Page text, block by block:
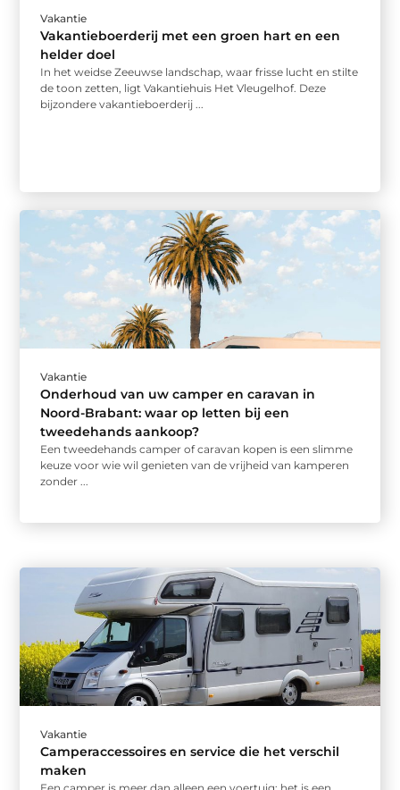
Vakantie
Vakantieboerderij met een groen hart en een
helder doel
In het weidse Zeeuwse landschap, waar frisse lucht en stilte
de toon zetten, ligt Vakantiehuis Het Vleugelhof. Deze
bijzondere vakantieboerderij ...
Vakantie
Onderhoud van uw camper en caravan in
Noord-Brabant: waar op letten bij een
tweedehands aankoop?
Een tweedehands camper of caravan kopen is een slimme
keuze voor wie wil genieten van de vrijheid van kamperen
zonder ...
Vakantie
Camperaccessoires en service die het verschil
maken